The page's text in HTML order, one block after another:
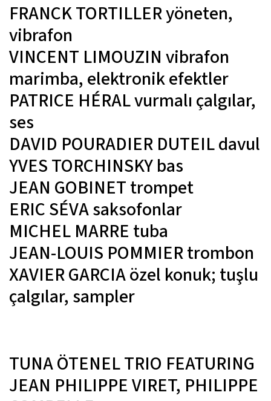
FRANCK TORTILLERyöneten,
vibrafon
VINCENT LIMOUZIN vibrafon
marimba, elektronik efektler
PATRICE HÉRALvurmalı çalgılar,
ses
DAVID POURADIER DUTEILdavul
YVES TORCHINSKYbas
JEAN GOBINETtrompet
ERIC SÉVAsaksofonlar
MICHEL MARRE tuba
JEAN-LOUIS POMMIERtrombon
XAVIER GARCIAözel konuk; tuşlu
çalgılar, sampler
TUNA ÖTENEL TRIO FEATURING
JEAN PHILIPPE VIRET, PHILIPPE